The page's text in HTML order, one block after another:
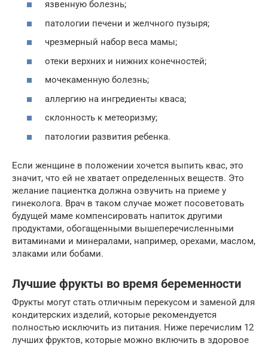
язвенную болезнь;
патологии печени и желчного пузыря;
чрезмерный набор веса мамы;
отеки верхних и нижних конечностей;
мочекаменную болезнь;
аллергию на ингредиенты кваса;
склонность к метеоризму;
патологии развития ребенка.
Если женщине в положении хочется выпить квас, это
значит, что ей не хватает определенных веществ. Это
желание пациентка должна озвучить на приеме у
гинеколога. Врач в таком случае может посоветовать
будущей маме компенсировать напиток другими
продуктами, обогащенными вышеперечисленными
витаминами и минералами, например, орехами, маслом,
злаками или бобами.
Лучшие фрукты во время беременности
Фрукты могут стать отличным перекусом и заменой для
кондитерских изделий, которые рекомендуется
полностью исключить из питания. Ниже перечислим 12
лучших фруктов, которые можно включить в здоровое